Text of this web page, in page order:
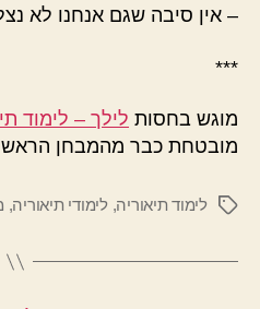
– אין סיבה שגם אנחנו לא
***
מוגש בחסות לילך – לימוד
מובטחת כבר מהמבחן
תגיותלימוד תיאוריה,לימודי תיאוריה,